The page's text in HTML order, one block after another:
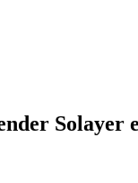
Solayer